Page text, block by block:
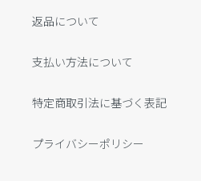
返品について
支払い方法について
特定商取引法に基づく表記
プライバシーポリシー